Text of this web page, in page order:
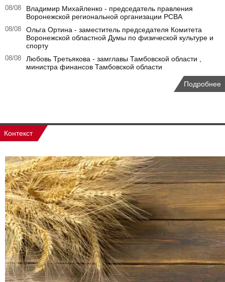
08/08
Владимир Михайленко - председатель правления
Воронежской региональной организации РСВА
08/08
Ольга Ортина - заместитель председателя Комитета
Воронежской областной Думы по физической культуре и
спорту
08/08
Любовь Третьякова - замглавы Тамбовской области ,
министра финансов Тамбовской области
Подробнее
Контекст